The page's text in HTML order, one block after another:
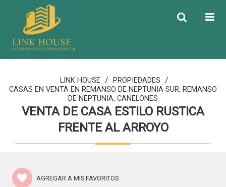
LINK HOUSE / PROPIEDADES /
CASAS EN VENTA EN REMANSO DE NEPTUNIA SUR, REMANSO
DE NEPTUNIA, CANELONES
VENTA DE CASA ESTILO RUSTICA
FRENTE AL ARROYO
AGREGAR A MIS FAVORITOS